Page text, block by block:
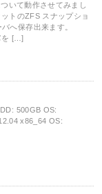
いて動作させてみまし
トのZFS スナップショ
へ保存出来ます。
を […]
500GB OS:
x86_64 OS: